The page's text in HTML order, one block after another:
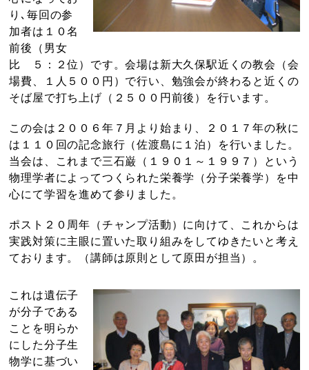
り､毎回の参
加者は１０名
前後（男女
比 ５：２位）です。会場は新大久保駅近くの教会（会
場費、１人５００円）で行い、勉強会が終わると近くの
そば屋で打ち上げ（２５００円前後）を行います。
この会は２００６年７月より始まり、２０１７年の秋に
は１１０回の記念旅行（佐渡島に１泊）を行いました。
当会は、これまで三石巌（１９０１～１９９７）という
物理学者によってつくられた栄養学（分子栄養学）を中
心にて学習を進めて参りました。
ポスト２０周年（チャンプ活動）に向けて、これからは
実践対策に主眼に置いた取り組みをしてゆきたいと考え
ております。（講師は原則として原田が担当）。
これは遺伝子
が分子である
ことを明らか
にした分子生
物学に基づい